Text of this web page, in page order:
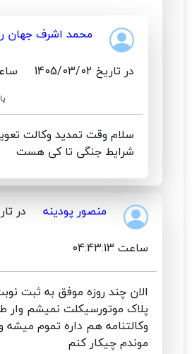
محمد اشرف جهان
در تاریخ 1405/03/02
ساعت
سلام وقت تمدید وکالت
شرایط جنگی تا کی هست
منصور پودینه
در تاریخ
ساعت 04:43:13
الان چند روزه موفق به ثبت
پلاک موتورسیکلت نمیشم وار
وکالتنامه هم داره تموم میشه
موندم چیکار کنم